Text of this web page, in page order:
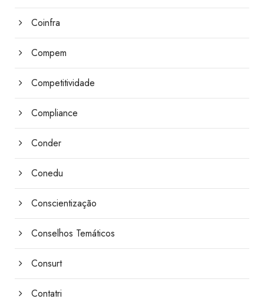
Coinfra
Compem
Competitividade
Compliance
Conder
Conedu
Conscientização
Conselhos Temáticos
Consurt
Contatri